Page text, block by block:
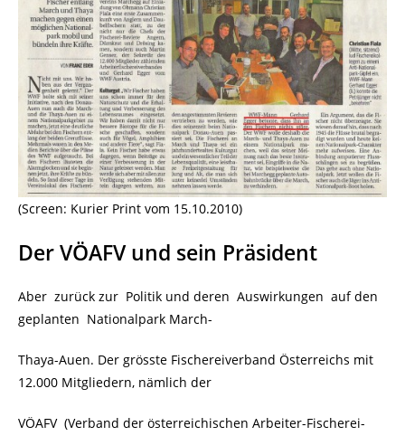
(Screen: Kurier Print vom 15.10.2010)
Der VÖAFV und sein Präsident
Aber zurück zur Politik und deren Auswirkungen auf den
geplanten Nationalpark March-
Thaya-Auen. Der grösste Fischereiverband Österreichs mit
12.000 Mitgliedern, nämlich der
VÖAFV (Verband der österreichischen Arbeiter-Fischerei-